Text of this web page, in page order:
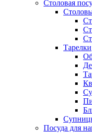
Столовая
Тарелки
Посуда для